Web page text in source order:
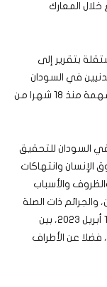
المعارك
بتقرير إلى
في السودان
خاصة وأن الطرفين أظهرا عدم القدرة في هذه المهمة منذ 18 شهرا من
السودان للتحقيق
الإنسان وانتهاكات
والظروف والأسباب
والجرائم ذات الصلة
في سياق النزاع المسلح المستمر الذي بدأ في 15 أبريل 2023، بين
فضلا عن الأطراف